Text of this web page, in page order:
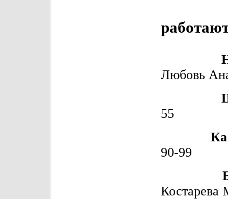
Любовь
55
90-99
Костарева